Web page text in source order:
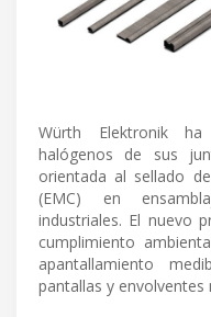
Würth Elektronik
halógenos de sus
orientada al sellado
(EMC) en
industriales. El nuevo
cumplimiento
apantallamiento
pantallas y envolventes